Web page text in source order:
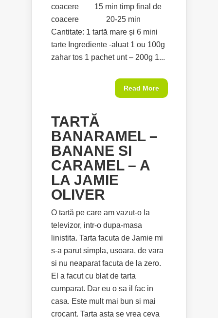
coacere 15 min timp final de
coacere 20-25 min
Cantitate: 1 tartă mare și 6 mini
tarte Ingrediente -aluat 1 ou 100g
zahar tos 1 pachet unt – 200g 1...
Read More
TARTĂ
BANARAMEL –
BANANE SI
CARAMEL – A
LA JAMIE
OLIVER
O tartă pe care am vazut-o la
televizor, intr-o dupa-masa
linistita. Tarta facuta de Jamie mi
s-a parut simpla, usoara, de vara
si nu neaparat facuta de la zero.
El a facut cu blat de tarta
cumparat. Dar eu o sa il fac in
casa. Este mult mai bun si mai
crocant. Tarta asta se vrea ceva